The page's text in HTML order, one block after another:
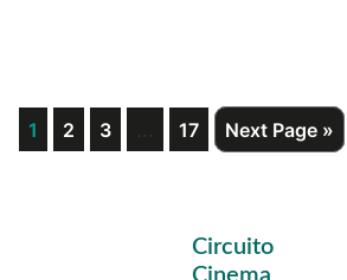
Page
1 Page
2 Page
3
Interim
… Page
17
Go
to
Next Page »
Primary
Circuito